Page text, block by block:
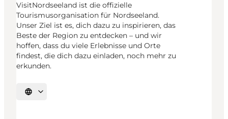
VisitNordseeland ist die offizielle
Tourismusorganisation für Nordseeland.
Unser Ziel ist es, dich dazu zu inspirieren, das
Beste der Region zu entdecken – und wir
hoffen, dass du viele Erlebnisse und Orte
findest, die dich dazu einladen, noch mehr zu
erkunden.
Sprache auswählen